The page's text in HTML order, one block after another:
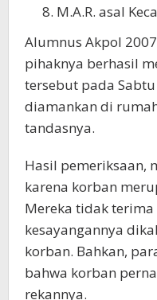
M.A.R. asal
Alumnus Akpol
pihaknya berhasil
tersebut pada
diamankan di
tandasnya.
Hasil pemeriksaan,
karena korban
Mereka tidak
kesayangannya
korban. Bahkan,
bahwa korban
rekannya.